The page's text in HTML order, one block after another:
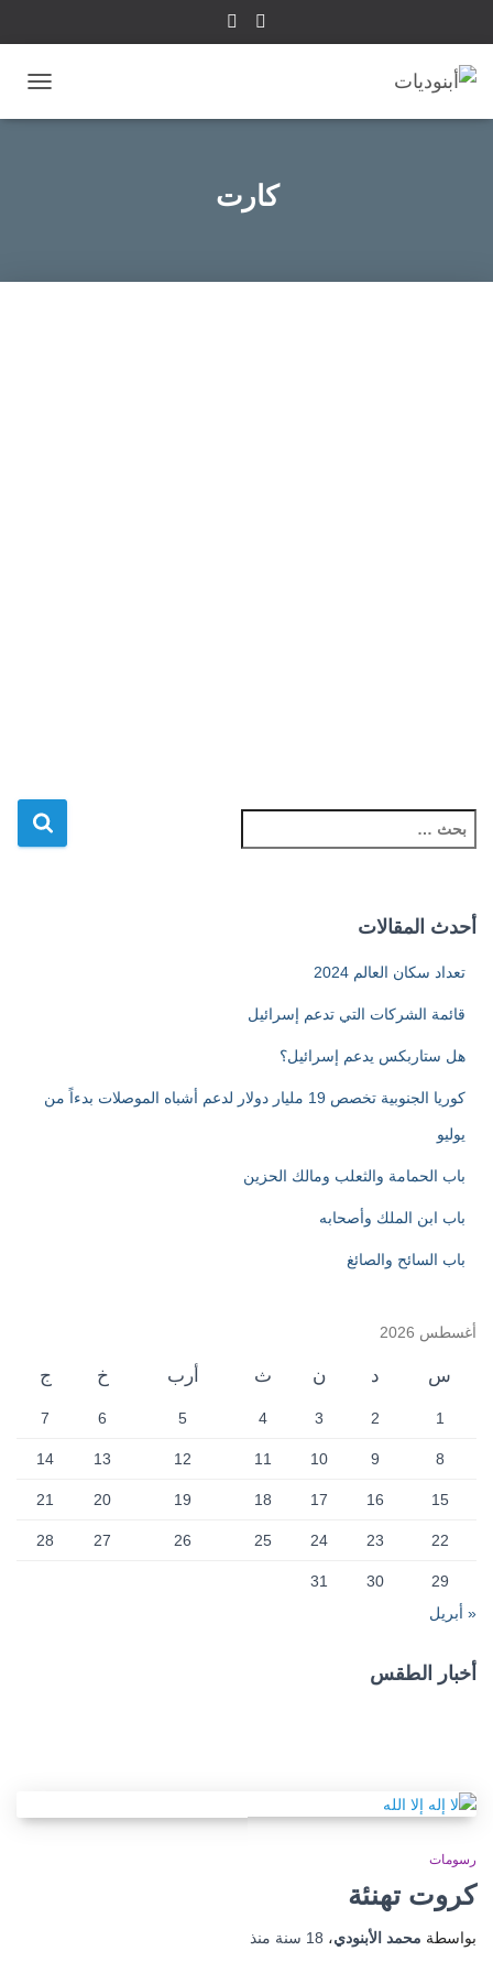
التنقل
كارت
ل
ثأحدث المقالات
تعداد سكان العالم 2024
قائمة الشركات التي تدعم إسرائيل
هل ستاربكس يدعم إسرائيل؟
كوريا الجنوبية تخصص 19 مليار دولار لدعم أشباه الموصلات بدءاً من
يوليو
باب الحمامة والثعلب ومالك الحزين
باب ابن الملك وأصحابه
باب السائح والصائغ
أغسطس 2026
س د ن ث أرب خ ج
1
2
3
4
5
6
7
8
9
10
11
12
13
14
15
16
17
18
19
20
21
22
23
24
25
26
27
28
29
30
31
« أبريل
أخبار الطقس
رسومات
كروت تهنئة
بواسطة محمد الأبنودي، 18 سنة منذ